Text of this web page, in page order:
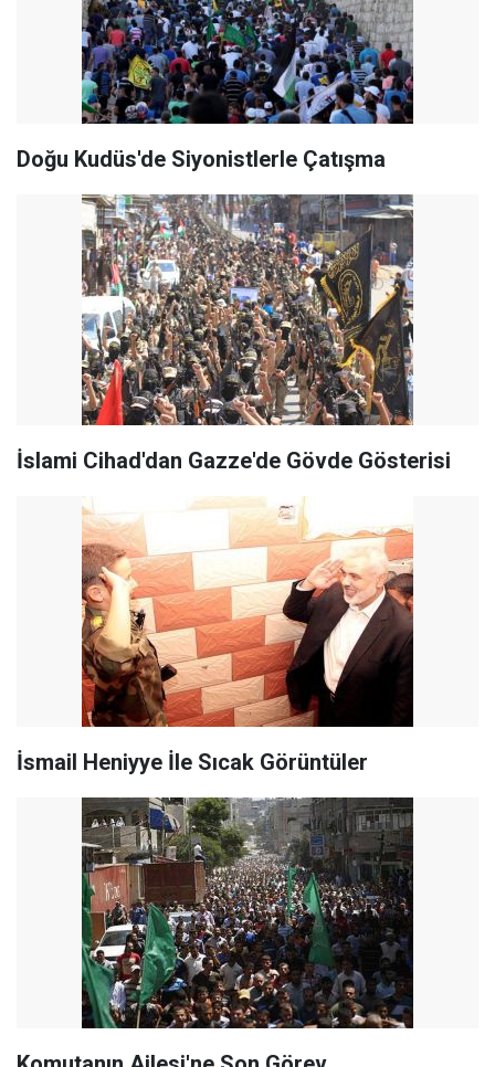
Doğu Kudüs'de Siyonistlerle Çatışma
İslami Cihad'dan Gazze'de Gövde Gösterisi
İsmail Heniyye İle Sıcak Görüntüler